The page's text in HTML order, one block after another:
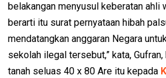
belakangan menyusul keberatan ahli
berarti itu surat pernyataan hibah
mendatangkan anggaran Negara
sekolah ilegal tersebut,” kata,
tanah seluas 40 x 80 Are itu kepada